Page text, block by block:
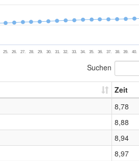
25. 26. 27. 28. 29. 30. 31. 32. 33. 34. 35. 36. 37. 38. 39. 40.
Suchen
Zeit
8,78
8,88
8,94
8,97